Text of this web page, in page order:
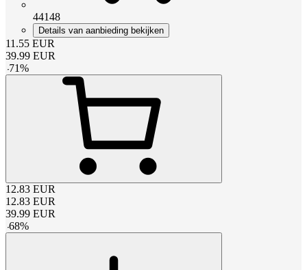
44148
Details van aanbieding bekijken
11.55 EUR
39.99 EUR
-71%
12.83 EUR
12.83 EUR
39.99 EUR
-68%